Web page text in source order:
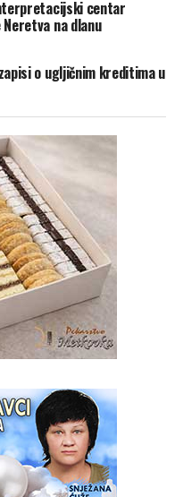
centar
na dlanu
o ugljičnim kreditima u